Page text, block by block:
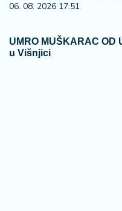
06. 08. 2026 17:51
UMRO MUŠKARAC OD
u Višnjici